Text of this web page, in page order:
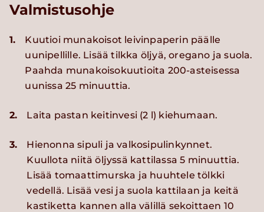
Valmistusohje
1.
Kuutioi munakoisot leivinpaperin päälle
uunipellille. Lisää tilkka öljyä, oregano ja suola.
Paahda munakoisokuutioita 200-asteisessa
uunissa 25 minuuttia.
2. Laita pastan keitinvesi (2 l) kiehumaan.
3.
Hienonna sipuli ja valkosipulinkynnet.
Kuullota niitä öljyssä kattilassa 5 minuuttia.
Lisää tomaattimurska ja huuhtele tölkki
vedellä. Lisää vesi ja suola kattilaan ja keitä
kastiketta kannen alla välillä sekoittaen 10